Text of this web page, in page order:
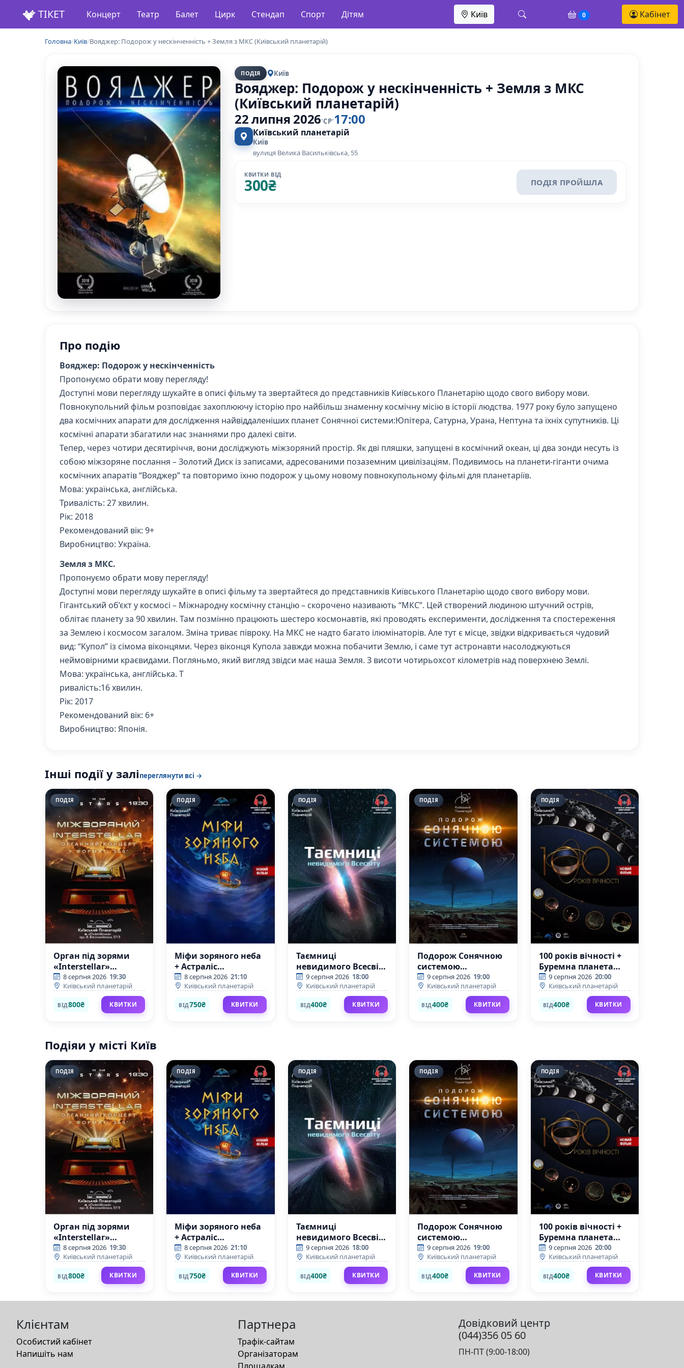
ТІКЕТ Концерт Театр Балет Цирк Стендап Спорт Дітям Київ 0 Кабінет
Головна/Київ/Вояджер: Подорож у нескінченність + Земля з МКС (Київський планетарій)
ПОДІЯ Київ
Вояджер: Подорож у нескінченність + Земля з МКС
(Київський планетарій)
22 липня 2026 СР 17:00
Київський планетарій
Київ
вулиця Велика Васильківська, 55
КВИТКИ ВІД
300₴ ПОДІЯ ПРОЙШЛА
Про подію
Вояджер: Подорож у нескінченність
Пропонуємо обрати мову перегляду!
Доступні мови перегляду шукайте в описі фільму та звертайтеся до представників Київського Планетарію щодо свого вибору мови.
Повнокупольний фільм розповідає захоплюючу історію про найбільш знаменну космічну місію в історії людства. 1977 року було запущено
два космічних апарати для дослідження найвіддаленіших планет Сонячної системи:Юпітера, Сатурна, Урана, Нептуна та їхніх супутників. Ці
космічні апарати збагатили нас знаннями про далекі світи.
Тепер, через чотири десятиріччя, вони досліджують міжзоряний простір. Як дві пляшки, запущені в космічний океан, ці два зонди несуть із
собою міжзоряне послання – Золотий Диск із записами, адресованими позаземним цивілізаціям. Подивимось на планети-гіганти очима
космічних апаратів “Вояджер” та повторимо їхню подорож у цьому новому повнокупольному фільмі для планетаріїв.
Мова: українська, англійська.
Тривалість: 27 хвилин.
Рік: 2018
Рекомендований вік: 9+
Виробництво: Україна.
Земля з МКС.
Пропонуємо обрати мову перегляду!
Доступні мови перегляду шукайте в описі фільму та звертайтеся до представників Київського Планетарію щодо свого вибору мови.
Гігантський об’єкт у космосі – Міжнародну космічну станцію – скорочено називають “МКС”. Цей створений людиною штучний острів,
облітає планету за 90 хвилин. Там позмінно працюють шестеро космонавтів, які проводять експерименти, дослідження та спостереження
за Землею і космосом загалом. Зміна триває півроку. На МКС не надто багато ілюмінаторів. Але тут є місце, звідки відкривається чудовий
вид: “Купол” із сімома віконцями. Через віконця Купола завжди можна побачити Землю, і саме тут астронавти насолоджуються
неймовірними краєвидами. Погляньмо, який вигляд звідси має наша Земля. З висоти чотирьохсот кілометрів над поверхнею Землі.
Мова: українська, англійська. Т
ривалість:16 хвилин.
Рік: 2017
Рекомендований вік: 6+
Виробництво: Японія.
Інші події у заліпереглянути всі →
ПОДІЯ
Орган під зорями
«Interstellar»
(Київський
планетарій)
8 серпня 2026 19:30
Київський планетарій
ВІД800₴ КВИТКИ
ПОДІЯ
Міфи зоряного неба
+ Астраліс
(Київський
планетарій)
8 серпня 2026 21:10
Київський планетарій
ВІД750₴ КВИТКИ
ПОДІЯ
Таємниці
невидимого Всесвіту
+ Одного разу за
Великого Вибуху
(Київський
планетарій)
9 серпня 2026 18:00
Київський планетарій
ВІД400₴ КВИТКИ
ПОДІЯ
Подорож Сонячною
системою
(Київський
планетарій)
9 серпня 2026 19:00
Київський планетарій
ВІД400₴ КВИТКИ
ПОДІЯ
100 років вічності +
Буремна планета
(Київський
планетарій)
9 серпня 2026 20:00
Київський планетарій
ВІД400₴ КВИТКИ
Подіяи у місті Київ
ПОДІЯ
Орган під зорями
«Interstellar»
(Київський
планетарій)
8 серпня 2026 19:30
Київський планетарій
ВІД800₴ КВИТКИ
ПОДІЯ
Міфи зоряного неба
+ Астраліс
(Київський
планетарій)
8 серпня 2026 21:10
Київський планетарій
ВІД750₴ КВИТКИ
ПОДІЯ
Таємниці
невидимого Всесвіту
+ Одного разу за
Великого Вибуху
(Київський
планетарій)
9 серпня 2026 18:00
Київський планетарій
ВІД400₴ КВИТКИ
ПОДІЯ
Подорож Сонячною
системою
(Київський
планетарій)
9 серпня 2026 19:00
Київський планетарій
ВІД400₴ КВИТКИ
ПОДІЯ
100 років вічності +
Буремна планета
(Київський
планетарій)
9 серпня 2026 20:00
Київський планетарій
ВІД400₴ КВИТКИ
Клієнтам
Особистий кабінет
Напишіть нам
Партнера
Трафік-сайтам
Організаторам
Довідковий центр
(044)356 05 60
ПН-ПТ (9:00-18:00)